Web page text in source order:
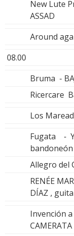
New Lute
ASSAD
Around
08.00
Bruma -
Ricercare
Los
Fugata -
bandoneón
Allegro del
RENÉE
DÍAZ ,
Invención a